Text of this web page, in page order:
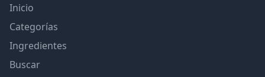
Inicio
Categorías
Ingredientes
Buscar